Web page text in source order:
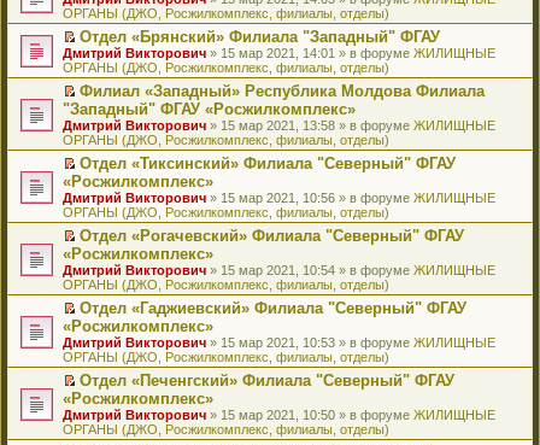
и
ю
о
б
щ
е
н
и
ю
о
м
у
с
о
о
б
щ
е
н
и
ю
и
т
а
н
н
о
м
у
с
о
о
б
щ
е
н
и
ю
е
п
р
о
ч
и
т
а
н
н
о
м
у
с
о
о
б
щ
е
н
и
ю
в
о
м
у
н
е
п
р
о
ч
и
т
а
н
н
о
м
у
с
о
о
б
щ
е
н
и
ю
и
к
п
е
р
в
о
м
у
н
е
п
р
о
ч
и
т
а
н
н
о
м
у
с
о
о
б
щ
е
н
е
р
е
й
т
и
к
п
е
р
в
о
м
у
н
е
п
р
о
ч
и
т
а
н
н
о
м
у
с
о
ОРГАНЫ (ДЖО, Росжилкомплекс, филиалы, отделы)
П
е
р
е
й
т
и
к
п
е
р
в
о
м
у
н
е
п
р
о
ч
и
т
а
н
н
о
м
Отдел «Брянский» Филиала "Западный" ФГАУ
Дмитрий Викторович » 15 мар 2021, 14:01 » в форуме ЖИЛИЩНЫЕ
ОРГАНЫ (ДЖО, Росжилкомплекс, филиалы, отделы)
П
е
р
е
й
т
к
п
е
р
о
м
у
н
п
р
о
ч
т
а
Филиал «Западный» Республика Молдова Филиала
"Западный" ФГАУ «Росжилкомплекс»
Дмитрий Викторович » 15 мар 2021, 13:58 » в форуме ЖИЛИЩНЫЕ
ОРГАНЫ (ДЖО, Росжилкомплекс, филиалы, отделы)
П
р
е
й
т
к
п
е
р
о
м
у
н
п
р
Отдел «Тиксинский» Филиала "Северный" ФГАУ
«Росжилкомплекс»
Дмитрий Викторович » 15 мар 2021, 10:56 » в форуме ЖИЛИЩНЫЕ
ОРГАНЫ (ДЖО, Росжилкомплекс, филиалы, отделы)
П
р
е
й
т
к
п
е
р
о
м
Отдел «Рогачевский» Филиала "Северный" ФГАУ
«Росжилкомплекс»
Дмитрий Викторович » 15 мар 2021, 10:54 » в форуме ЖИЛИЩНЫЕ
ОРГАНЫ (ДЖО, Росжилкомплекс, филиалы, отделы)
П
р
е
й
т
к
п
Отдел «Гаджиевский» Филиала "Северный" ФГАУ
«Росжилкомплекс»
Дмитрий Викторович » 15 мар 2021, 10:53 » в форуме ЖИЛИЩНЫЕ
ОРГАНЫ (ДЖО, Росжилкомплекс, филиалы, отделы)
П
р
е
Отдел «Печенгский» Филиала "Северный" ФГАУ
«Росжилкомплекс»
Дмитрий Викторович » 15 мар 2021, 10:50 » в форуме ЖИЛИЩНЫЕ
ОРГАНЫ (ДЖО, Росжилкомплекс, филиалы, отделы)